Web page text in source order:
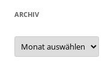
ARCHIV
Archiv